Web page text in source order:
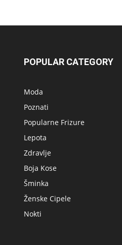
POPULAR CATEGORY
Moda
Poznati
Popularne Frizure
Lepota
Zdravlje
Boja Kose
Šminka
Ženske Cipele
Nokti